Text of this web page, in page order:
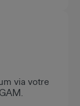
via votre